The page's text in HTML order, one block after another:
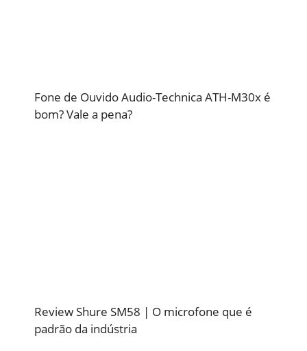
Fone de Ouvido Audio-Technica ATH-M30x é
bom? Vale a pena?
Review Shure SM58 | O microfone que é
padrão da indústria